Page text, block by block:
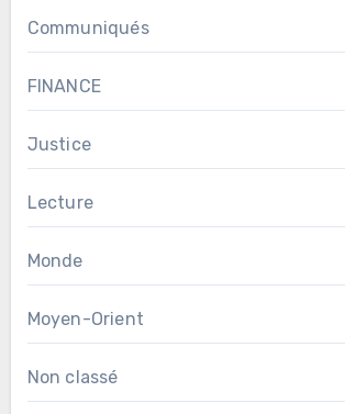
Communiqués
FINANCE
Justice
Lecture
Monde
Moyen-Orient
Non classé